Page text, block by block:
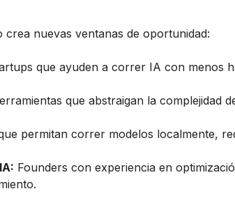
crea nuevas ventanas de oportunidad:
que ayuden a correr IA con menos
que abstraigan la complejidad
permitan correr modelos localmente,
Founders con experiencia en